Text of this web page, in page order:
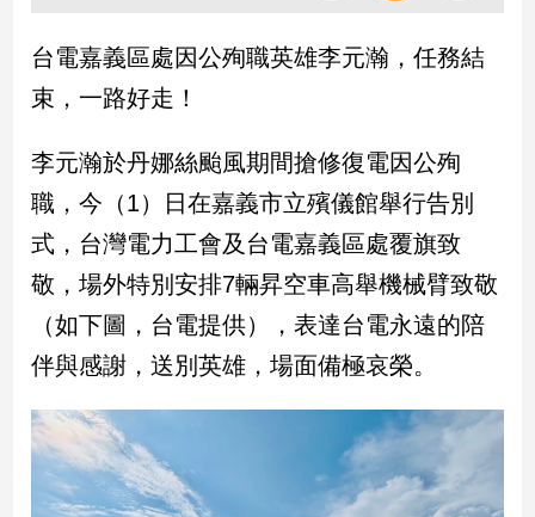
政
治
治
焦
點
品
點
民
調
國
焦
點
台電嘉義區處因公殉職英雄李元瀚，任務結
束，一路好走！
李元瀚於丹娜絲颱風期間搶修復電因公殉
職，今（1）日在嘉義市立殯儀館舉行告別
式，台灣電力工會及台電嘉義區處覆旗致
敬，場外特別安排7輛昇空車高舉機械臂致敬
（如下圖，台電提供），表達台電永遠的陪
伴與感謝，送別英雄，場面備極哀榮。